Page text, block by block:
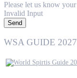
Please let us know your
Invalid Input
Send
WSA GUIDE 2027